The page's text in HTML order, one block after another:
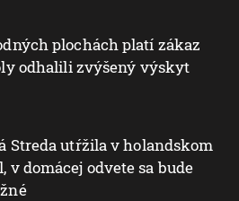
plochách platí zákaz
odhalili zvýšený výskyt
Streda utŕžila v holandskom
v domácej odvete sa bude